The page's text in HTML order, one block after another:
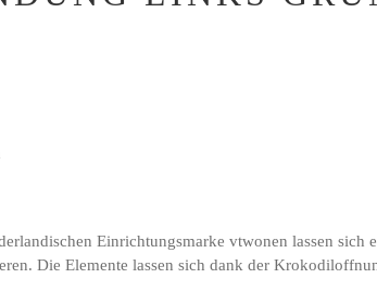
Einrichtungsmarke vtwonen lassen
Die Elemente lassen sich dank der